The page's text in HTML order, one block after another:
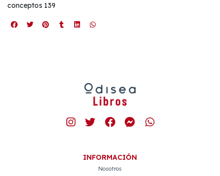
conceptos 139
INFORMACIÓN
Nosotros